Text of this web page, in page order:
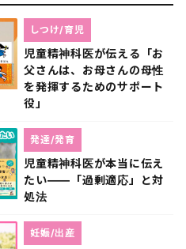
児童精神科医が伝える「お
父さんは、お母さんの母性
を発揮するためのサポート
役」
しつけ/育児
児童精神科医が本当に伝え
たい――「過剰適応」と対
処法
発達/発育
妊娠/出産